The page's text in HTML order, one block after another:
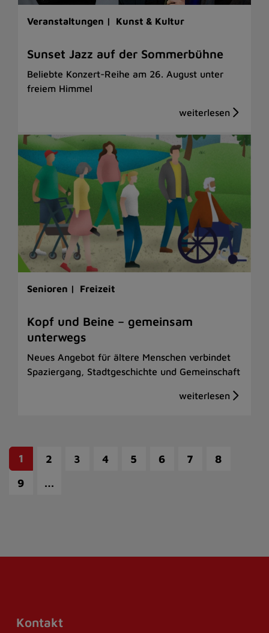
Veranstaltungen | Kunst & Kultur
Sunset Jazz auf der Sommerbühne
Beliebte Konzert-Reihe am 26. August unter
freiem Himmel
Senioren | Freizeit
Kopf und Beine – gemeinsam
unterwegs
Neues Angebot für ältere Menschen verbindet
Spaziergang, Stadtgeschichte und Gemeinschaft
1 2 3 4 5 6 7
8
9
…
Kontakt